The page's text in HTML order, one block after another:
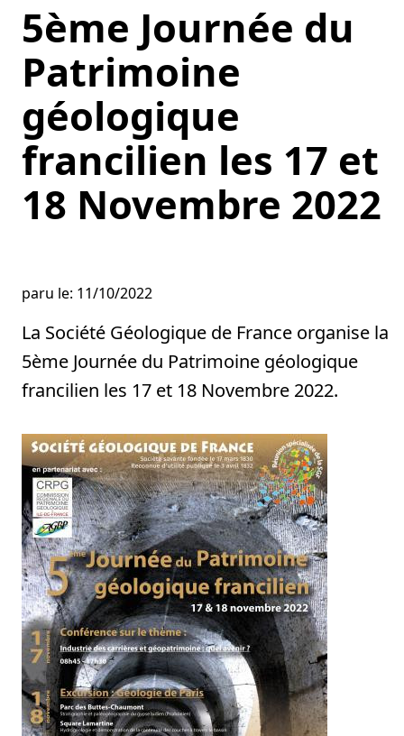
5ème Journée du
Patrimoine
géologique
francilien les 17 et
18 Novembre 2022
paru le: 11/10/2022
La Société Géologique de France organise la
5ème Journée du Patrimoine géologique
francilien les 17 et 18 Novembre 2022.